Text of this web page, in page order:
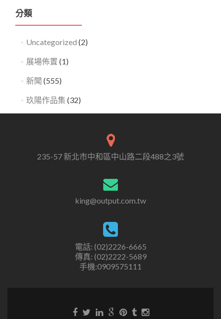
分類
Uncategorized (2)
展場佈置 (1)
新聞 (555)
玖陽作品集 (32)
235-57 新北市中和區中山路二段488之3號
king@output.com.tw
電話: (02)2226-6665
傳真: (02)2222-5689
手機:0909575111